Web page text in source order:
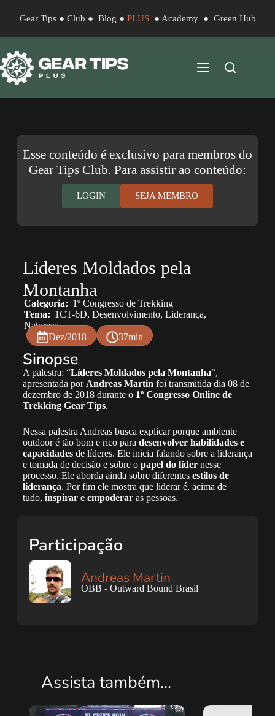
Gear Tips● Club ● Blog ● PLUS● Academy● Green Hub
Esse conteúdo é exclusivo para membros do
Gear Tips Club. Para assistir ao conteúdo:
LOGIN SEJA MEMBRO
Líderes Moldados pela
Montanha
Categoria: 1º Congresso de Trekking
Tema: 1CT-6D, Desenvolvimento, Liderança,
Natureza
Dez/2018
37min
Sinopse
A palestra: “Líderes Moldados pela Montanha“,
apresentada por Andreas Martin foi transmitida dia 08 de
dezembro de 2018 durante o 1º Congresso Online de
Trekking Gear Tips.
Nessa palestra Andreas busca explicar porque ambiente
outdoor é tão bom e rico para desenvolver habilidades e
capacidadesde líderes. Ele inicia falando sobre a liderança
e tomada de decisão e sobre o papel do lídernesse
processo. Ele aborda ainda sobre diferentes estilos de
liderança. Por fim ele mostra que liderar é, acima de
tudo, inspirar e empoderaras pessoas.
Participação
Andreas Martin
OBB - Outward Bound Brasil
Assista também...